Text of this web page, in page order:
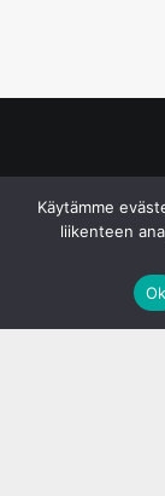
Käytämme
liikenteen
Ok